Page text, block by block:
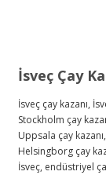
İsveç çay kazanı,
Stockholm çay
Uppsala çay
Helsingborg çay
İsveç, endüstriyel